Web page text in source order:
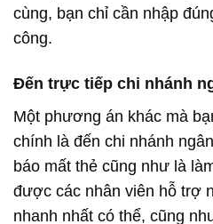
cùng, bạn chỉ cần nhập
công.
Đến trực tiếp chi nhánh
Một phương án khác mà
chính là đến chi nhánh
báo mất thẻ cũng như là
được các nhân viên hỗ trợ
nhanh nhất có thể, cũng